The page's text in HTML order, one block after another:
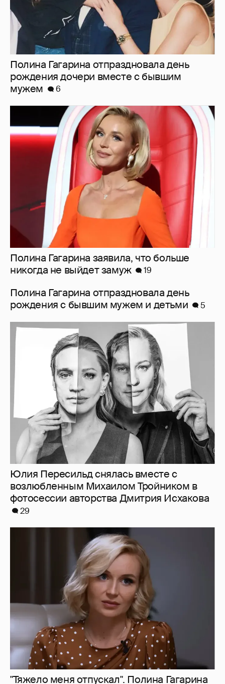
Полина Гагарина отпраздновала день
рождения дочери вместе с бывшим
мужем
6
Полина Гагарина заявила, что больше
никогда не выйдет замуж
19
Полина Гагарина отпраздновала день
рождения с бывшим мужем и детьми
5
Юлия Пересильд снялась вместе с
возлюбленным Михаилом Тройником в
фотосессии авторства Дмитрия Исхакова
29
"Тяжело меня отпускал". Полина Гагарина